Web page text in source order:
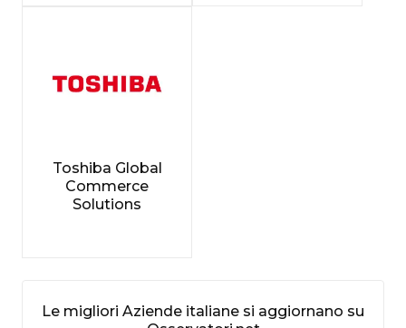
Le migliori Aziende italiane si aggiornano su
Toshiba Global
Commerce
Solutions